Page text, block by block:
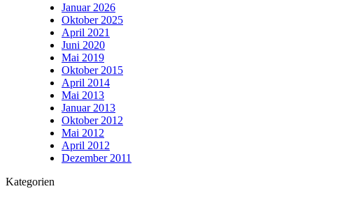
Januar 2026
Oktober 2025
April 2021
Juni 2020
Mai 2019
Oktober 2015
April 2014
Mai 2013
Januar 2013
Oktober 2012
Mai 2012
April 2012
Dezember 2011
Kategorien